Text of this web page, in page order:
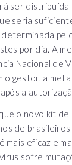
ser
seria
determinada
por dia. A
Nacional de
o gestor, a
a
o novo kit
de
mais eficaz e
sofre